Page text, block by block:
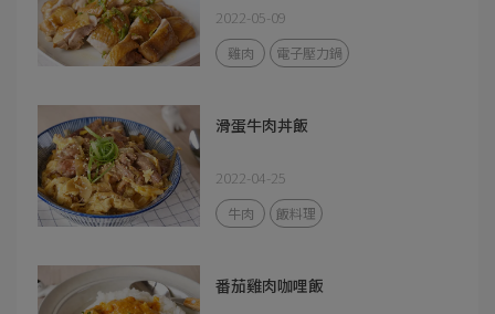
2022-05-09
雞肉 電子壓力鍋
滑蛋牛肉丼飯
2022-04-25
牛肉 飯料理
番茄雞肉咖哩飯